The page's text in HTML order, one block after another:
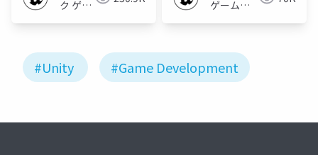
ク ゲー
ゲームズ
#Unity #Game Development